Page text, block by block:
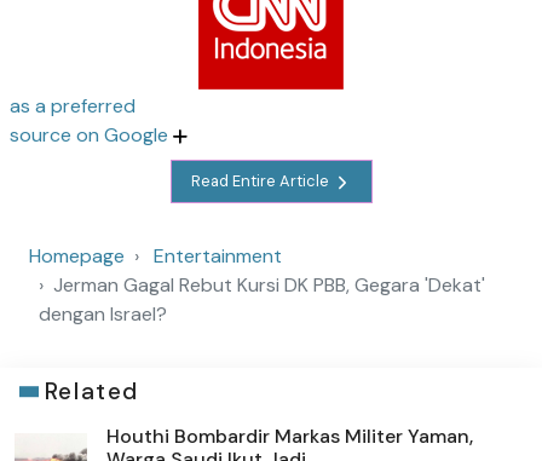
as a preferred
source on Google
Read Entire Article
Homepage
Entertainment
Jerman Gagal Rebut Kursi DK PBB, Gegara 'Dekat'
dengan Israel?
Related
Houthi Bombardir Markas Militer Yaman,